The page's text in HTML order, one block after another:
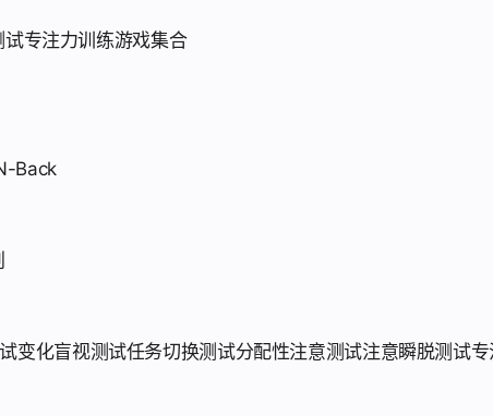
试专注力训练游戏集合
Back
变化盲视测试任务切换测试分配性注意测试注意瞬脱测试专